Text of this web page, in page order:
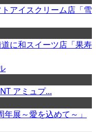
アイスクリーム店「雪
に和スイーツ店「果寿
アミュプ...
展～愛を込めて～」